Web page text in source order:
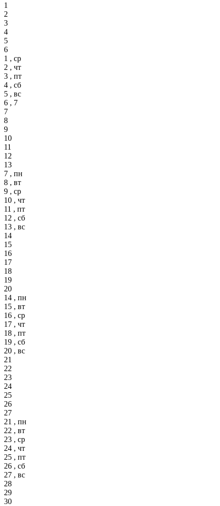
1
2
3
4
5
6
1 , ср
2 , чт
3 , пт
4 , сб
5 , вс
6 , 7
7
8
9
10
11
12
13
7 , пн
8 , вт
9 , ср
10 , чт
11 , пт
12 , сб
13 , вс
14
15
16
17
18
19
20
14 , пн
15 , вт
16 , ср
17 , чт
18 , пт
19 , сб
20 , вс
21
22
23
24
25
26
27
21 , пн
22 , вт
23 , ср
24 , чт
25 , пт
26 , сб
27 , вс
28
29
30